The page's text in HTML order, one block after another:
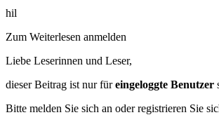
hil
Zum Weiterlesen anmelden
Liebe Leserinnen und Leser,
dieser Beitrag ist nur füreingeloggte Benutzer
Bitte melden Sie sich an oder registrieren Sie